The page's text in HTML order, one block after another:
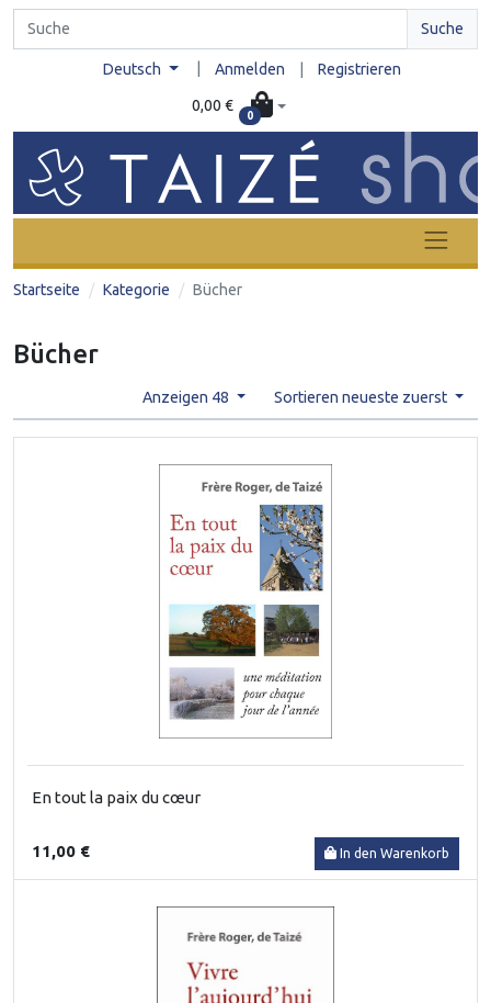
Suche
Deutsch Anmelden Registrieren
0,00 €
0
Startseite Kategorie Bücher
Bücher
Anzeigen 48 Sortieren neueste zuerst
En tout la paix du cœur
11,00 € In den Warenkorb